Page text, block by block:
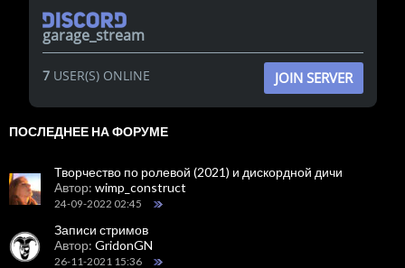
garage_stream
7USER(S) ONLINE JOIN SERVER
ПОСЛЕДНЕЕ НА ФОРУМЕ
Творчество по ролевой (2021) и дискордной дичи
Автор: wimp_construct
24-09-2022 02:45
Записи стримов
Автор: GridonGN
26-11-2021 15:36